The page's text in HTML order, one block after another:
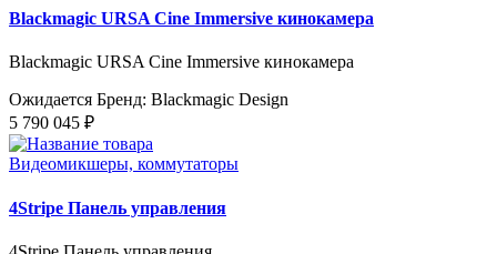
Blackmagic URSA Cine Immersive кинокамера
Blackmagic URSA Cine Immersive кинокамера
Ожидается Бренд: Blackmagic Design
5 790 045 ₽
Видеомикшеры, коммутаторы
4Stripe Панель управления